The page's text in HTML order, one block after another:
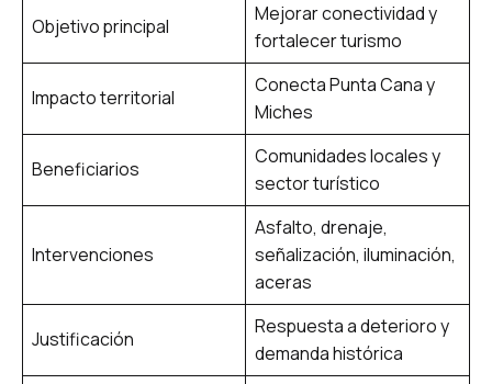
Objetivo principal
Mejorar conectividad y
fortalecer turismo
Impacto territorial
Conecta Punta Cana y
Miches
Beneficiarios
Comunidades locales y
sector turístico
Intervenciones
Asfalto, drenaje,
señalización, iluminación,
aceras
Justificación
Respuesta a deterioro y
demanda histórica